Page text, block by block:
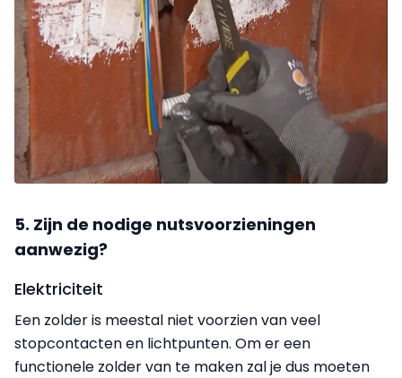
5. Zijn de nodige nutsvoorzieningen
aanwezig?
Elektriciteit
Een zolder is meestal niet voorzien van veel
stopcontacten en lichtpunten. Om er een
functionele zolder van te maken zal je dus moeten